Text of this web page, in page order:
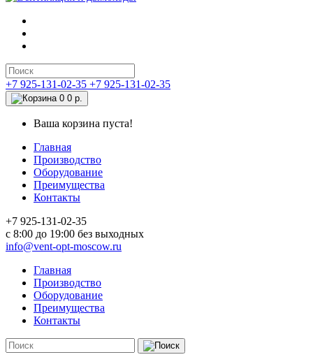
+7 925-131-02-35 +7 925-131-02-35
0 0 р.
Ваша корзина пуста!
Главная
Производство
Оборудование
Преимущества
Контакты
+7 925-131-02-35
c 8:00 до 19:00 без выходных
info@vent-opt-moscow.ru
Главная
Производство
Оборудование
Преимущества
Контакты